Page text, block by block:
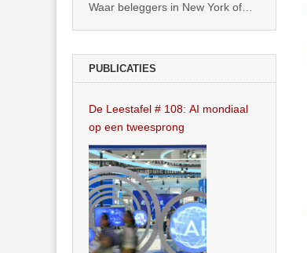
Waar beleggers in New York of
PUBLICATIES
De Leestafel # 108: AI mondiaal
op een tweesprong